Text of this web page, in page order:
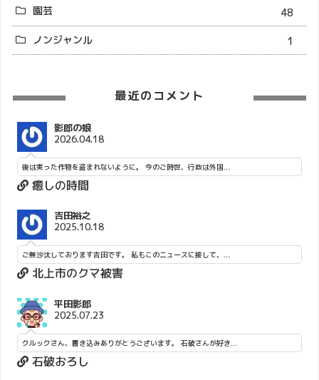
園芸
48
ノンジャンル
1
最近のコメント
影郎の娘
2026.04.18
後は実った作物を盗まれないように。 今のご時世、行政は外国...
癒しの時間
吉田裕之
2025.10.18
ご無沙汰しております吉田です。 私もこのニュースに接して、...
北上市のクマ被害
平田影郎
2025.07.23
クルックさん、書き込みありがとうございます。 石破さんが好き...
石破おろし